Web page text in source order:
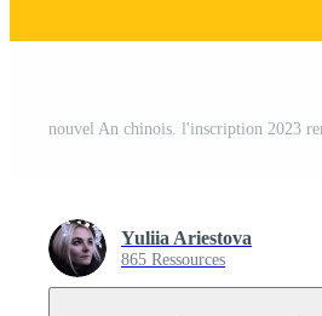
Yuliia Ariestova
865 Ressources